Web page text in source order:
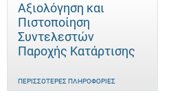
Αξιολόγηση και
Πιστοποίηση
Συντελεστών
Παροχής Κατάρτισης
ΠΕΡΙΣΣΌΤΕΡΕΣ ΠΛΗΡΟΦΟΡΊΕΣ